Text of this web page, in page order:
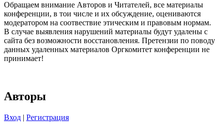
Обращаем внимание Авторов и Читателей, все материалы
конференции, в тои числе и их обсуждение, оцениваются
модератором на соотвествие этическим и правовым нормам.
В случае выявления нарушений материалы будут удалены с
сайта без возможности восстановления. Претензии по поводу
данных удаленных материалов Оргкомитет конференции не
принимает!
Авторы
Вход | Регистрация